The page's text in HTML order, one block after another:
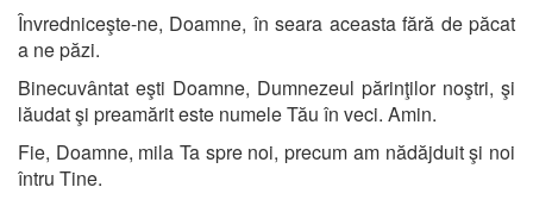
Învredniceşte-ne, Doamne, în seara aceasta fără de păcat
a ne păzi.
Binecuvântat eşti Doamne, Dumnezeul părinţilor noştri, şi
lăudat şi preamărit este numele Tău în veci. Amin.
Fie, Doamne, mila Ta spre noi, precum am nădăjduit şi noi
întru Tine.